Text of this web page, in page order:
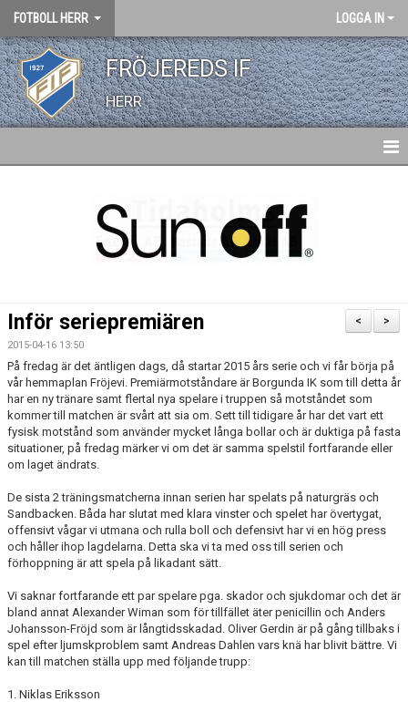
FOTBOLL HERR LOGGA IN
FRÖJEREDS IF
HERR
BILDGALLERI
DOKUMENT
MARATONTABELL MÅL
MARATONTABELL MATCHER
KONTAKT
MATCHER
TABELL & RESULTAT U
>
<
Inför seriepremiären
2015-04-16 13:50
På fredag är det äntligen dags, då startar 2015 års serie och vi får börja på
vår hemmaplan Fröjevi. Premiärmotståndare är Borgunda IK som till detta år
har en ny tränare samt flertal nya spelare i truppen så motståndet som
kommer till matchen är svårt att sia om. Sett till tidigare år har det vart ett
fysisk motstånd som använder mycket långa bollar och är duktiga på fasta
situationer, på fredag märker vi om det är samma spelstil fortfarande eller
om laget ändrats.
De sista 2 träningsmatcherna innan serien har spelats på naturgräs och
Sandbacken. Båda har slutat med klara vinster och spelet har övertygat,
offensivt vågar vi utmana och rulla boll och defensivt har vi en hög press
och håller ihop lagdelarna. Detta ska vi ta med oss till serien och
förhoppning är att spela på likadant sätt.
Vi saknar fortfarande ett par spelare pga. skador och sjukdomar och det är
bland annat Alexander Wiman som för tillfället äter penicillin och Anders
Johansson-Fröjd som är långtidsskadad. Oliver Gerdin är på gång tillbaks i
spel efter ljumskproblem samt Andreas Dahlen vars knä har blivit bättre. Vi
kan till matchen ställa upp med följande trupp:
1. Niklas Eriksson